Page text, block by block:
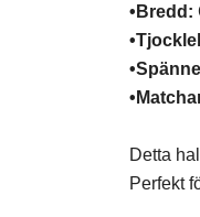
•Bredd:
Detta
Perfekt